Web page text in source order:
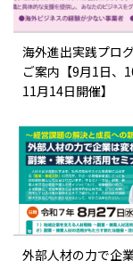
海外進出実践プロ
ご案内【9月1日、
11月14日開催】
外部人材の力で企